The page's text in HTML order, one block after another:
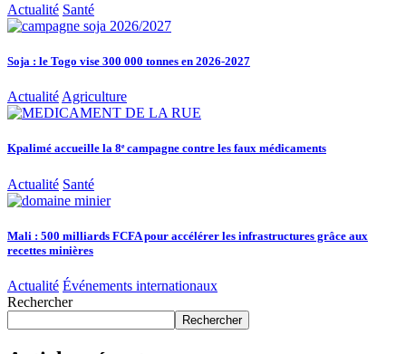
Actualité Santé
Soja : le Togo vise 300 000 tonnes en 2026-2027
Actualité Agriculture
Kpalimé accueille la 8ᵉ campagne contre les faux médicaments
Actualité Santé
Mali : 500 milliards FCFA pour accélérer les infrastructures grâce aux
recettes minières
Actualité Événements internationaux
Rechercher
Rechercher